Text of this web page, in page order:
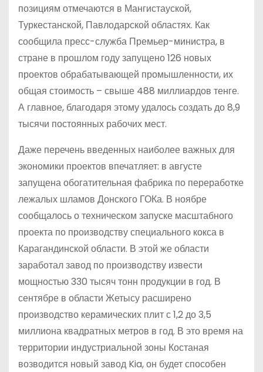
позициям отмечаются в Мангистауской,
Туркестанской, Павлодарской областях. Как
сообщила пресс-служба Премьер-министра, в
стране в прошлом году запущено 126 новых
проектов обрабатывающей промышленности, их
общая стоимость – свыше 488 миллиардов тенге.
А главное, благодаря этому удалось создать до 8,9
тысячи постоянных рабочих мест.
Даже перечень введенных наиболее важных для
экономики проектов впечатляет: в августе
запущена обогатительная фабрика по переработке
лежалых шламов Донского ГОКа. В ноябре
сообщалось о техническом запуске масштабного
проекта по производству специального кокса в
Карагандинской области. В этой же области
заработал завод по производству извести
мощностью 330 тысяч тонн продукции в год. В
сентябре в области Жетысу расширено
производство керамических плит с 1,2 до 3,5
миллиона квадратных метров в год. В это время на
территории индустриальной зоны Костаная
возводится новый завод Kia, он будет способен